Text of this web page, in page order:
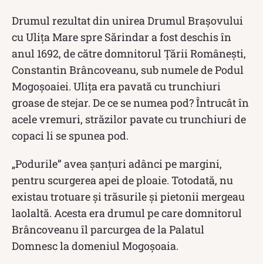
Drumul rezultat din unirea Drumul Brașovului
cu Ulița Mare spre Sărindar a fost deschis în
anul 1692, de către domnitorul Țării Românești,
Constantin Brâncoveanu, sub numele de Podul
Mogoșoaiei. Ulița era pavată cu trunchiuri
groase de stejar. De ce se numea pod? Întrucât în
acele vremuri, străzilor pavate cu trunchiuri de
copaci li se spunea pod.
„Podurile” avea şanţuri adânci pe margini,
pentru scurgerea apei de ploaie. Totodată, nu
existau trotuare și trăsurile și pietonii mergeau
laolaltă. Acesta era drumul pe care domnitorul
Brâncoveanu îl parcurgea de la Palatul
Domnesc la domeniul Mogoșoaia.